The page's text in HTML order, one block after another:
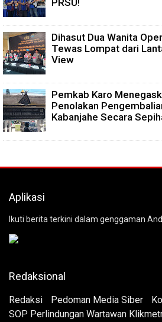
PRSU!
Dihasut Dua Wanita
Tewas Lompat dari
View
Pemkab Karo
Penolakan
Kabanjahe Secara
Aplikasi
Ikuti berita terkini dalam genggaman
Redaksional
Redaksi Pedoman Media Siber
SOP Perlindungan Wartawan